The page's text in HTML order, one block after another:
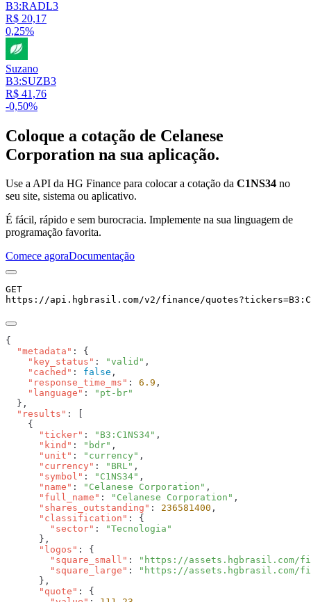
B3:RADL3
R$ 20,17
0,25%
Suzano
B3:SUZB3
R$ 41,76
-0,50%
Coloque a cotação de Celanese
Corporation na sua aplicação.
Use a API da HG Finance para colocar a cotação da C1NS34 no
seu site, sistema ou aplicativo.
É fácil, rápido e sem burocracia. Implemente na sua linguagem de
programação favorita.
Comece agoraDocumentação
GET
https://api.hgbrasil.com/v2/finance/quotes?tickers=
  "metadata"
    "key_status"
: "valid"
    "cached"
: false
    "response_time_ms"
: 6.9
    "language"
:
  "results"
      "ticker"
: "B3:C1NS34"
      "kind"
: "bdr"
      "unit"
: "currency"
      "currency"
: "BRL"
      "symbol"
: "C1NS34"
      "name"
: "Celanese Corporation"
      "full_name"
: "Celanese Corporation"
      "shares_outstanding"
: 236581400
      "classification"
        "sector"
:
      "logos"
        "square_small"
:
"https://assets.hgbrasil.com/
        "square_large"
:
      "quote"